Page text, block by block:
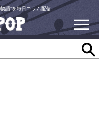
物語”を毎日コラム配信